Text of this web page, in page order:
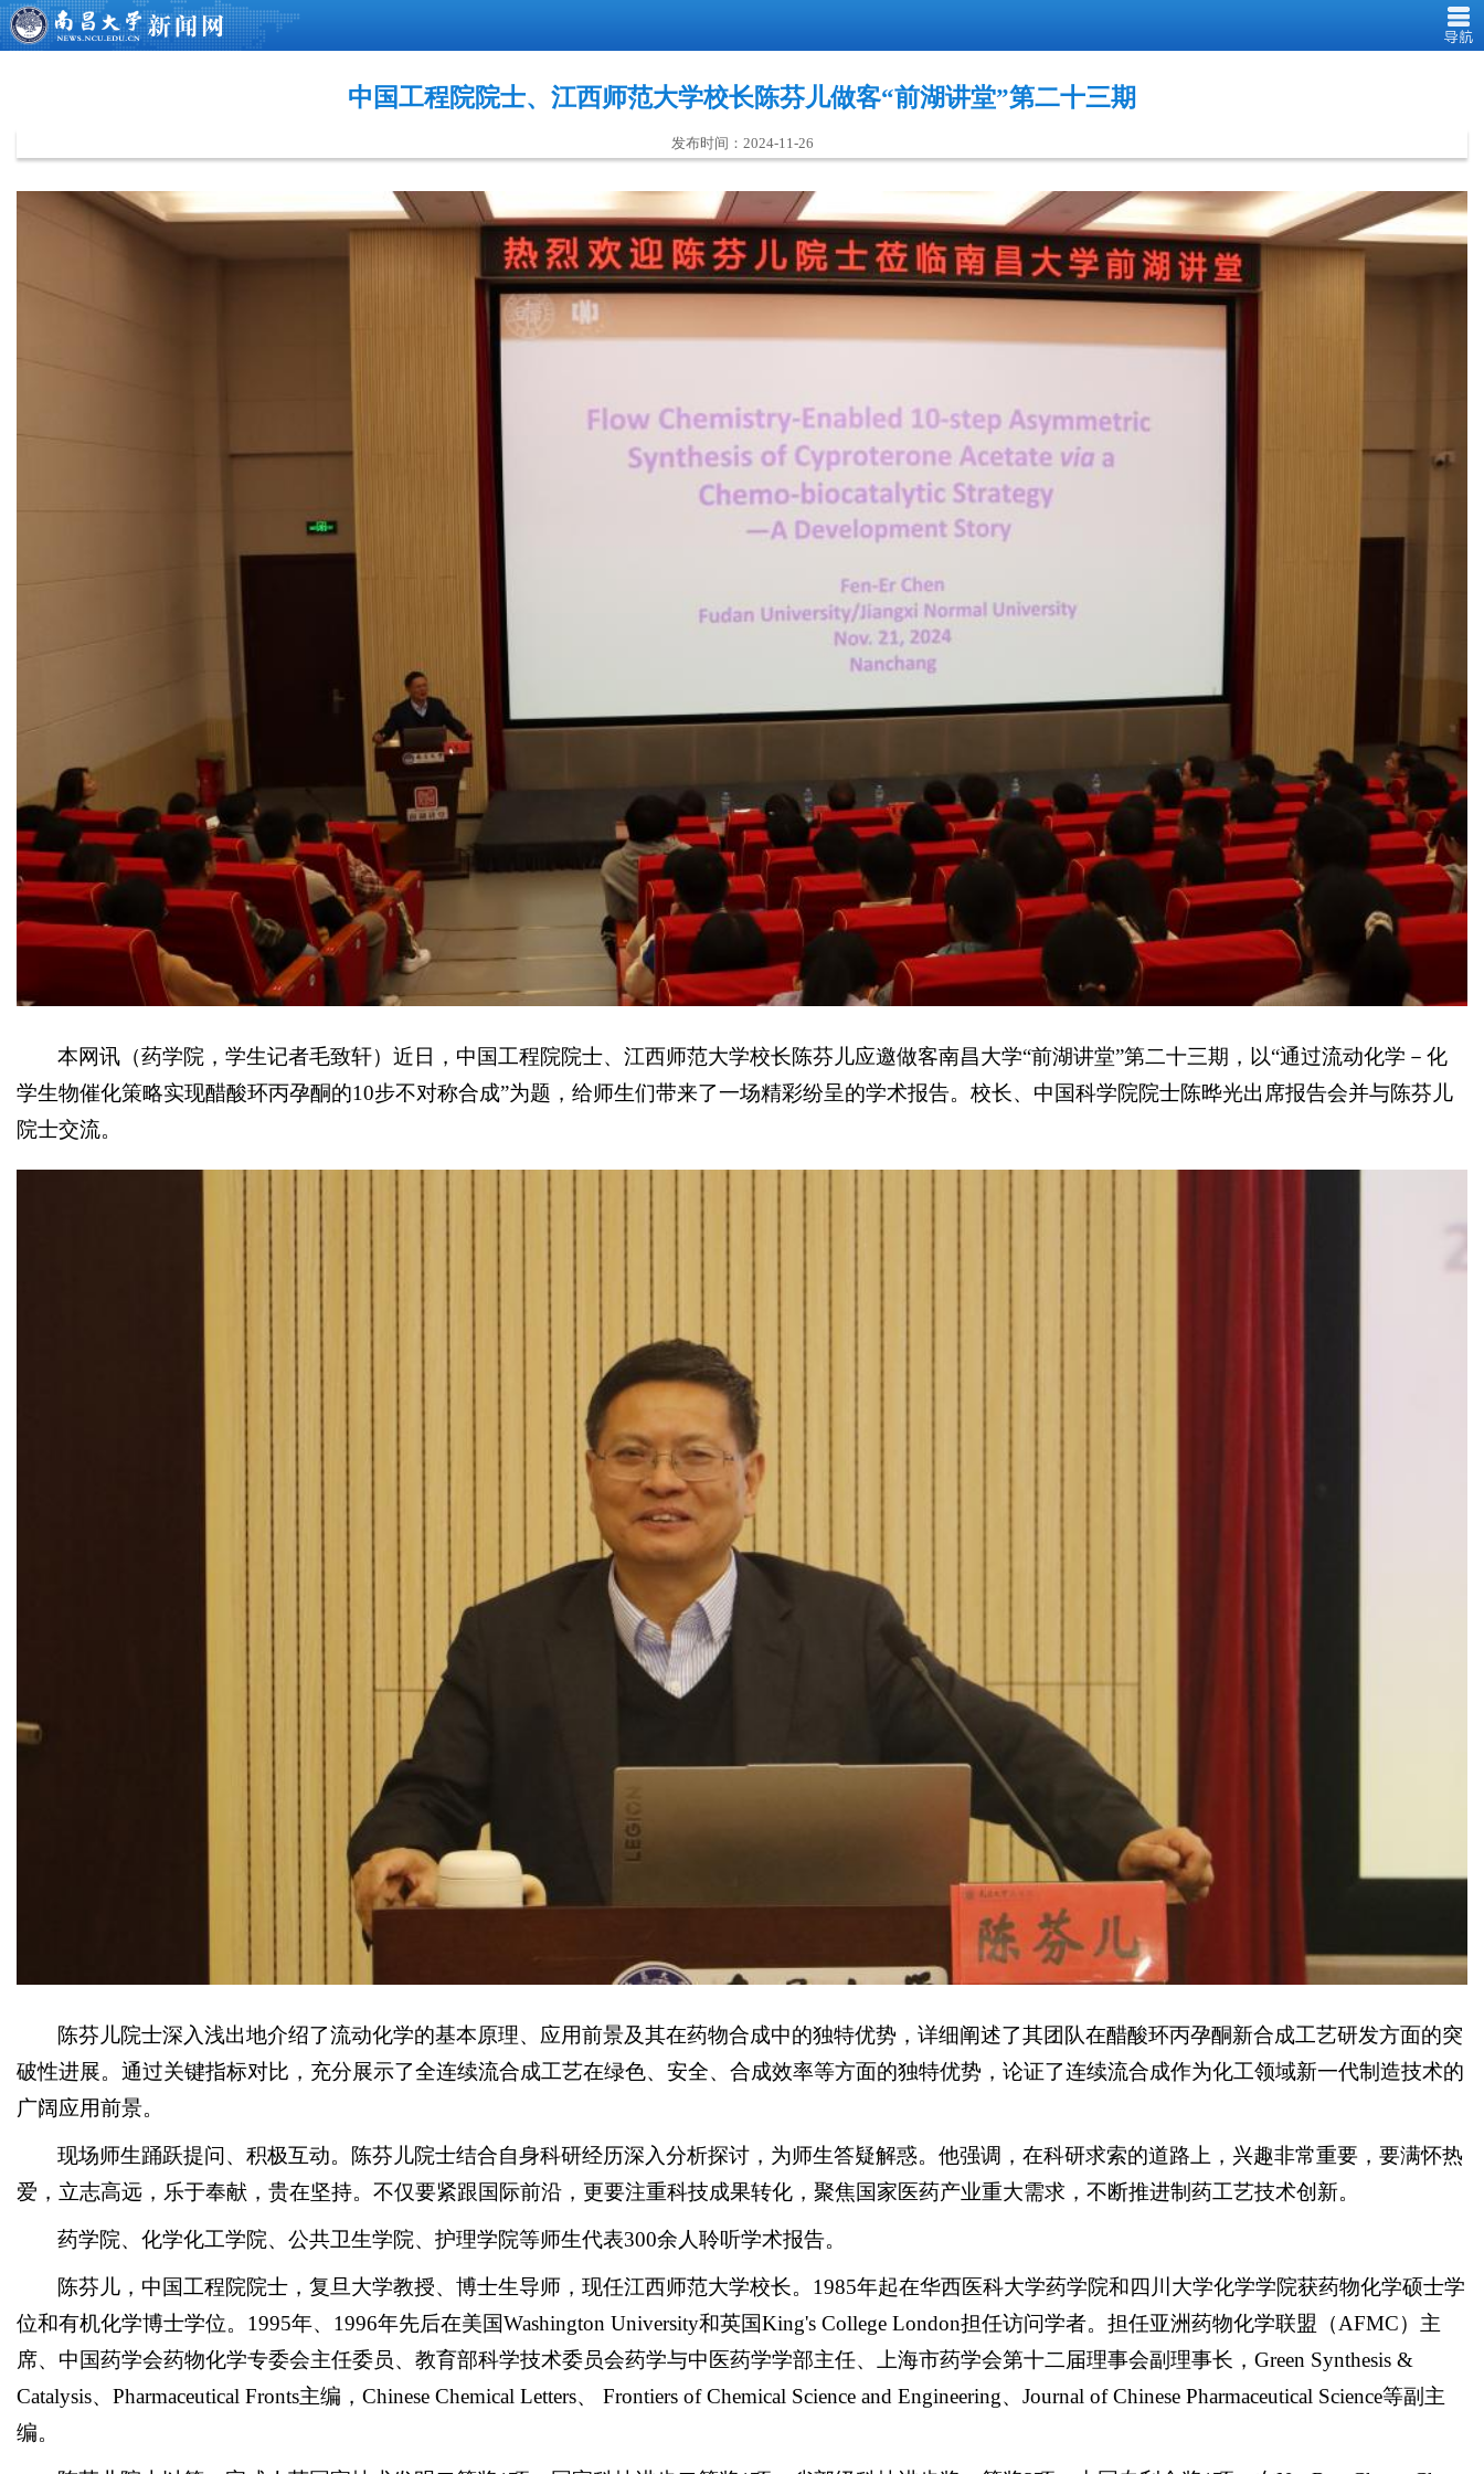
中国工程院院士、​江西师范大学校长陈芬儿做客“前湖讲堂”第二十三期
发布时间：2024-11-26
本网讯 （药学院，学生记者毛致轩）近日，中国工程院院士、江西师范大学校长陈芬儿应邀做客南昌大学“前湖讲堂”第二十三期，以“通过流动化学－化
学生物催化策略实现醋酸环丙孕酮的10步不对称合成”为题，给师生们带来了一场精彩纷呈的学术报告。校长、中国科学院院士陈晔光出席报告会并与陈芬儿
院士交流。
陈芬儿院士深入浅出地介绍了流动化学的基本原理、应用前景及其在药物合成中的独特优势，详细阐述了其团队在醋酸环丙孕酮新合成工艺研发方面的突
破性进展。通过关键指标对比，充分展示了全连续流合成工艺在绿色、安全、合成效率等方面的独特优势，论证了连续流合成作为化工领域新一代制造技术的
广阔应用前景。
现场师生踊跃提问、积极互动。陈芬儿院士结合自身科研经历深入分析探讨，为师生答疑解惑。他强调，在科研求索的道路上，兴趣非常重要，要满怀热
爱，立志高远，乐于奉献，贵在坚持。不仅要紧跟国际前沿，更要注重科技成果转化，聚焦国家医药产业重大需求，不断推进制药工艺技术创新。
药学院、化学化工学院、公共卫生学院、护理学院等师生代表300余人聆听学术报告。
陈芬儿，中国工程院院士，复旦大学教授、博士生导师，现任江西师范大学校长。1985年起在华西医科大学药学院和四川大学化学学院获药物化学硕士学
位和有机化学博士学位。1995年、1996年先后在美国WashingtonUniversity和英国King's College London担任访问学者。担任亚洲药物化学联盟（AFMC）主
席、中国药学会药物化学专委会主任委员、教育部科学技术委员会药学与中医药学学部主任、上海市药学会第十二届理事会副理事长，GreenSynthesis &
Catalysis、PharmaceuticalFronts主编，Chinese Chemical Letters、 Frontiers of Chemical Science and Engineering、Journal of Chinese Pharmaceutical Science等副主
编。